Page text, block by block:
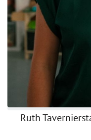
Ruth Tavernier